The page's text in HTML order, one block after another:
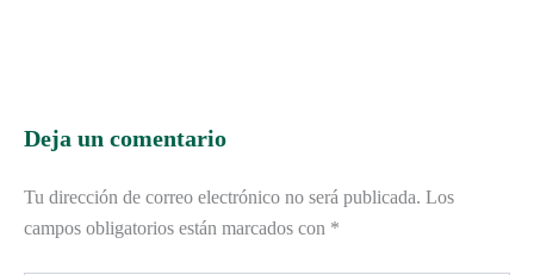
Deja un comentario
Tu dirección de correo electrónico no será publicada. Los
campos obligatorios están marcados con *